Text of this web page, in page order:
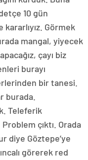
10 gün
Görmek
mangal, yiyecek
çayı biz
burayı
bir tanesi.
burada.
Teleferik
çıktı. Orada
diye Göztepe’ye
görerek red